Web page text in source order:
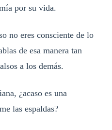
por su vida.
no eres consciente de lo
de esa manera tan
a los demás.
¿acaso es una
las espaldas?